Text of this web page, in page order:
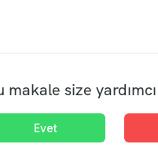
makale size
Evet